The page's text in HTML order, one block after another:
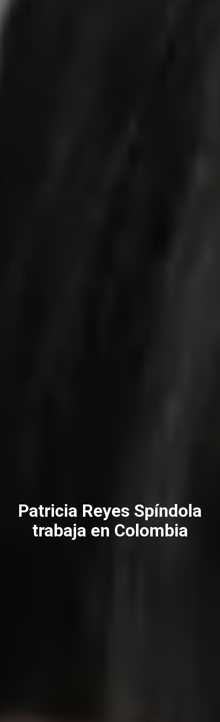
Patricia Reyes Spíndola
trabaja en Colombia